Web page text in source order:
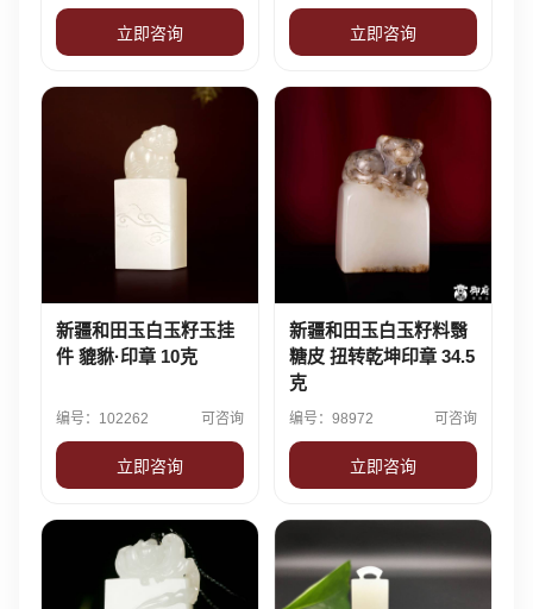
立即咨询 立即咨询
新疆和田玉白玉籽玉挂
件 貔貅·印章 10克
编号：102262 可咨询
立即咨询
新疆和田玉白玉籽料翳
糖皮 扭转乾坤印章 34.5
克
编号：98972 可咨询
立即咨询